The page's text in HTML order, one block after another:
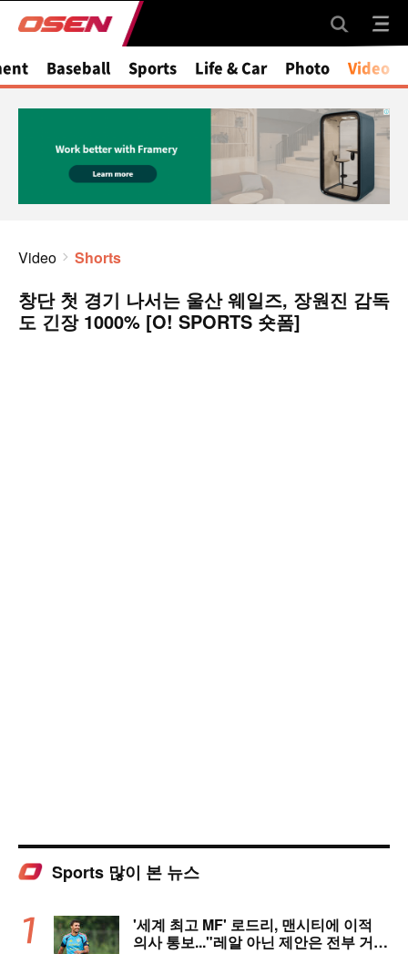
Baseball Sports Life & Car Photo Video
Video Shorts
창단 첫 경기 나서는 울산 웨일즈, 장원진 감독
도 긴장 1000% [O! SPORTS 숏폼]
Sports 많이 본 뉴스
'세계 최고 MF' 로드리, 맨시티에 이적
의사 통보..."레알 아닌 제안은 전부 거